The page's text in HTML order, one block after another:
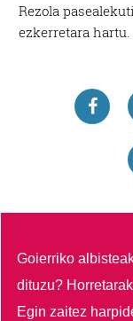
Rezola
ezkerretara hartu.
Goierriko
dituzu?
Egin zaitez